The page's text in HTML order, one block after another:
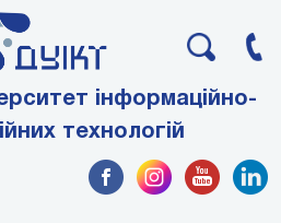
інформаційно-
технологій